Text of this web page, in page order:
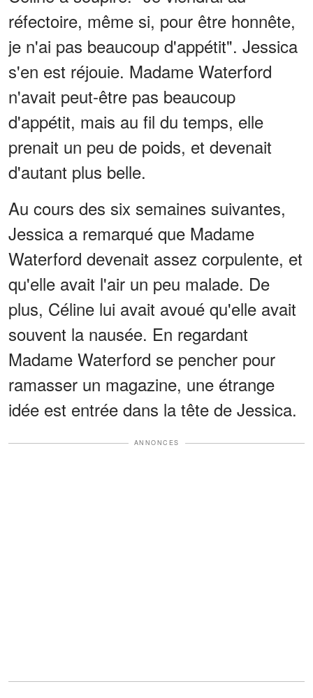
réfectoire, même si, pour être honnête,
je n'ai pas beaucoup d'appétit". Jessica
s'en est réjouie. Madame Waterford
n'avait peut-être pas beaucoup
d'appétit, mais au fil du temps, elle
prenait un peu de poids, et devenait
d'autant plus belle.
Au cours des six semaines suivantes,
Jessica a remarqué que Madame
Waterford devenait assez corpulente, et
qu'elle avait l'air un peu malade. De
plus, Céline lui avait avoué qu'elle avait
souvent la nausée. En regardant
Madame Waterford se pencher pour
ramasser un magazine, une étrange
idée est entrée dans la tête de Jessica.
ANNONCES